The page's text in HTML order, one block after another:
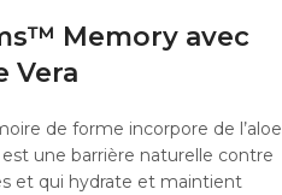
Memory avec
Vera
de forme incorpore de l’aloe
une barrière naturelle contre
et qui hydrate et maintient